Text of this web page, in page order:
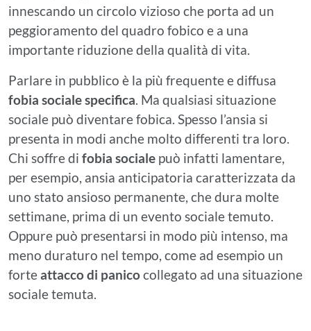
innescando un circolo vizioso che porta ad un
peggioramento del quadro fobico e a una
importante riduzione della qualità di vita.
Parlare in pubblico è la più frequente e diffusa
fobia sociale specifica. Ma qualsiasi situazione
sociale può diventare fobica. Spesso l’ansia si
presenta in modi anche molto differenti tra loro.
Chi soffre di fobia sociale può infatti lamentare,
per esempio, ansia anticipatoria caratterizzata da
uno stato ansioso permanente, che dura molte
settimane, prima di un evento sociale temuto.
Oppure può presentarsi in modo più intenso, ma
meno duraturo nel tempo, come ad esempio un
forteattacco di panicocollegato ad una situazione
sociale temuta.